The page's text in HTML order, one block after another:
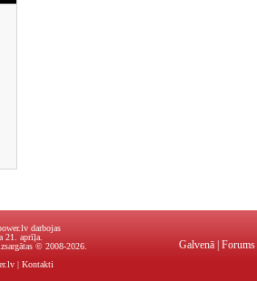
darbojas
21. aprīļa.
© 2008-2026.
| Kontakti
Galvenā Forums